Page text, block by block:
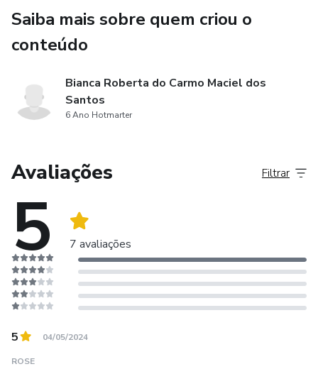
Saiba mais sobre quem criou o
conteúdo
Bianca Roberta do Carmo Maciel dos
Santos
6 Ano Hotmarter
Avaliações
5 7 avaliações
Filtrar
5 04/05/2024
ROSE